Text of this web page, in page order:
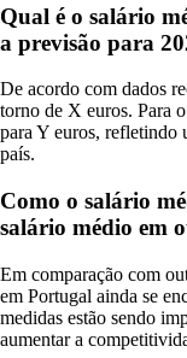
Qual é o salário
a previsão para
De acordo com dados
torno de X euros. Para
para Y euros, refletindo
país.
Como o salário
salário médio em
Em comparação com
em Portugal ainda se
medidas estão sendo
aumentar a